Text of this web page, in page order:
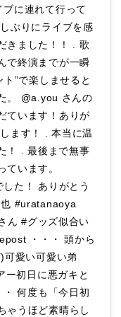
に連れて行って
ぶりにライブを感
きました！！ . 歌
で終演までが一瞬
”で楽しませると
。 @a.you さんの
ています！ありが
ます！ . 本当に温
！ . 最後まで無事
ています。
た！ ありがとう
也 #uratanaoya
ん #グッズ似合い
・・・ 頭から
可愛い可愛い弟
初日に悪ガキと
何度も「今日初
ゃうほど素晴らし